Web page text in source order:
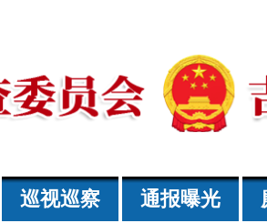
巡视巡察 通报曝光